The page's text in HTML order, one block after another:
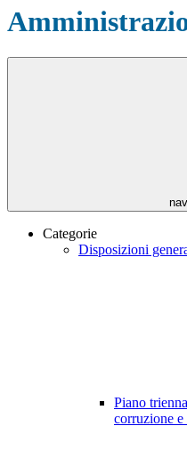
Categorie
Disposizioni
Piano
corruzione e